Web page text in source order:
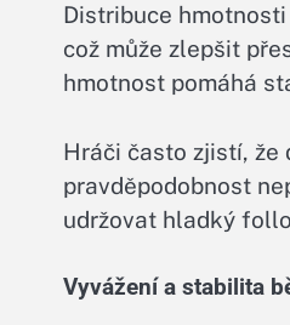
Distribuce
což může zlepšit
hmotnost pomáhá
Hráči často zjistí, že
pravděpodobnost
udržovat hladký
Vyvážení a stabilita